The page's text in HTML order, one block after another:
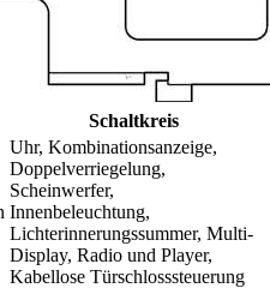
Schaltkreis
Uhr, Kombinationsanzeige,
Doppelverriegelung,
Scheinwerfer,
Innenbeleuchtung,
Lichterinnerungssummer, Multi-
Display, Radio und Player,
Kabellose Türschlosssteuerung